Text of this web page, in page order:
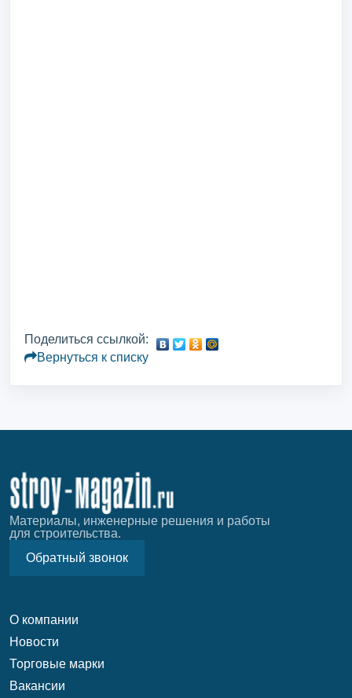
Поделиться ссылкой:
Вернуться к списку
Материалы, инженерные решения и работы
для строительства.
Обратный звонок
О компании
Новости
Торговые марки
Вакансии